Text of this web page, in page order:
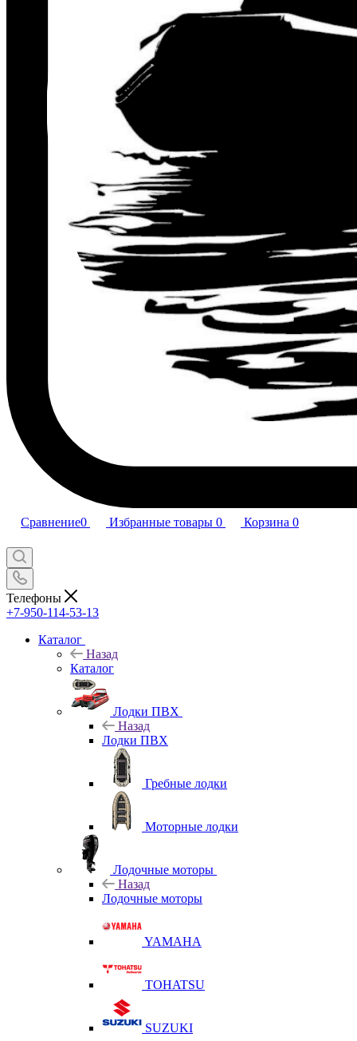
Сравнение0 Избранные товары 0 Корзина 0
Телефоны
+7-950-114-53-13
Каталог
Назад
Каталог
Лодки ПВХ
Назад
Лодки ПВХ
Гребные лодки
Моторные лодки
Лодочные моторы
Назад
Лодочные моторы
YAMAHA
TOHATSU
SUZUKI